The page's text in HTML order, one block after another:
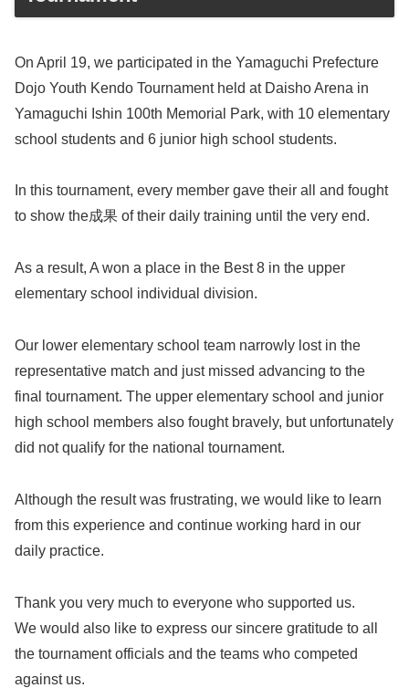
On April 19, we participated in the Yamaguchi Prefecture
Dojo Youth Kendo Tournament held at Daisho Arena in
Yamaguchi Ishin 100th Memorial Park, with 10 elementary
school students and 6 junior high school students.
In this tournament, every member gave their all and fought
to show the成果 of their daily training until the very end.
As a result, A won a place in the Best 8 in the upper
elementary school individual division.
Our lower elementary school team narrowly lost in the
representative match and just missed advancing to the
final tournament. The upper elementary school and junior
high school members also fought bravely, but unfortunately
did not qualify for the national tournament.
Although the result was frustrating, we would like to learn
from this experience and continue working hard in our
daily practice.
Thank you very much to everyone who supported us.
We would also like to express our sincere gratitude to all
the tournament officials and the teams who competed
against us.